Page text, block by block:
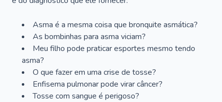
Asma é a mesma coisa que bronquite asmática?
As bombinhas para asma viciam?
Meu filho pode praticar esportes mesmo tendo
asma?
O que fazer em uma crise de tosse?
Enfisema pulmonar pode virar câncer?
Tosse com sangue é perigoso?